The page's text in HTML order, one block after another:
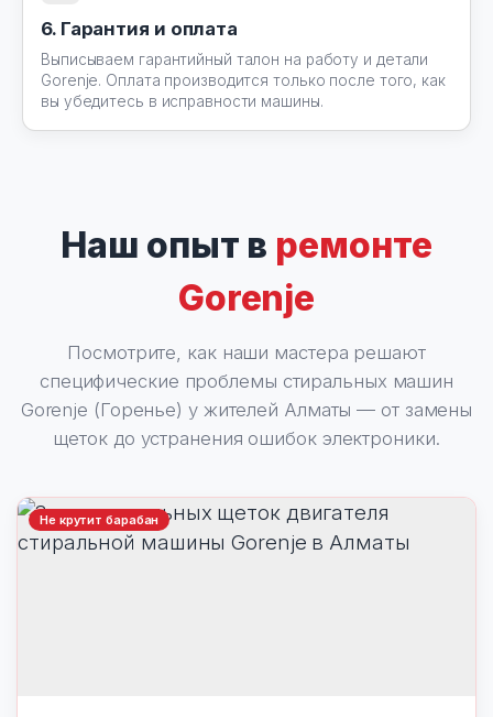
6. Гарантия и оплата
Выписываем гарантийный талон на работу и детали
Gorenje. Оплата производится только после того, как
вы убедитесь в исправности машины.
Наш опыт в ремонте
Gorenje
Посмотрите, как наши мастера решают
специфические проблемы стиральных машин
Gorenje (Горенье) у жителей Алматы — от замены
щеток до устранения ошибок электроники.
Не крутит барабан